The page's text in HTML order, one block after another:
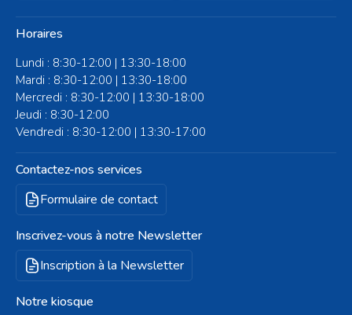
Horaires
Lundi : 8:30-12:00 | 13:30-18:00
Mardi : 8:30-12:00 | 13:30-18:00
Mercredi : 8:30-12:00 | 13:30-18:00
Jeudi : 8:30-12:00
Vendredi : 8:30-12:00 | 13:30-17:00
Contactez-nos services
Formulaire de contact
Inscrivez-vous à notre Newsletter
Inscription à la Newsletter
Notre kiosque